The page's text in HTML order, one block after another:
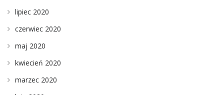
lipiec 2020
czerwiec 2020
maj 2020
kwiecień 2020
marzec 2020